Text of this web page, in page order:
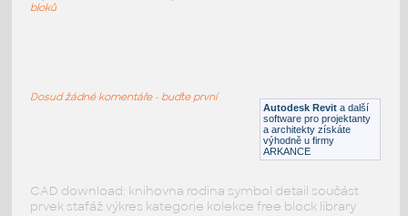
Moventi Stng Alfeo
Autodesk Revit a další
software pro projektanty
a architekty získáte
výhodně u firmy
ARKANCE
bloků
Dosud žádné komentáře - buďte první
CAD download: knihovna rodina symbol detail součást
prvek stafáž výkres kategorie kolekce free block library